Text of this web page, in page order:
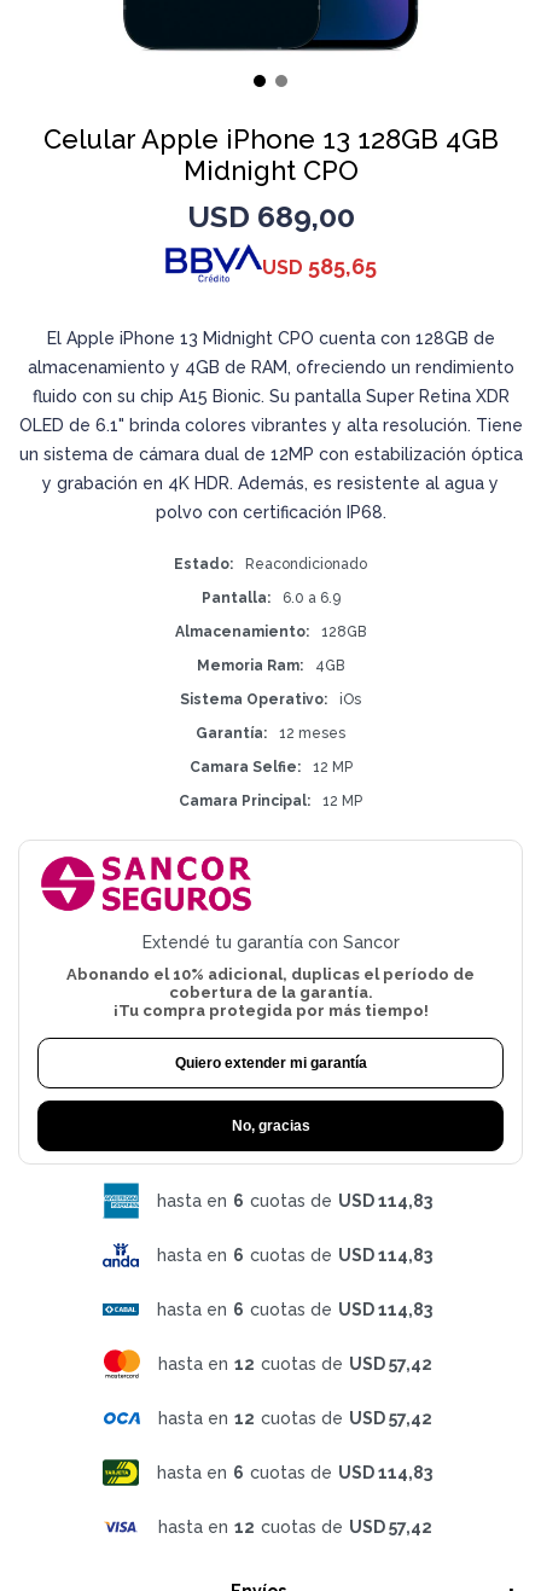
Celular Apple iPhone 13 128GB 4GB
Midnight CPO
USD 689,00
USD 585,65
El Apple iPhone 13 Midnight CPO cuenta con 128GB de
almacenamiento y 4GB de RAM, ofreciendo un rendimiento
fluido con su chip A15 Bionic. Su pantalla Super Retina XDR
OLED de 6.1" brinda colores vibrantes y alta resolución. Tiene
un sistema de cámara dual de 12MP con estabilización óptica
y grabación en 4K HDR. Además, es resistente al agua y
polvo con certificación IP68.
Estado
Reacondicionado
Pantalla
6.0 a 6.9
Almacenamiento
128GB
Memoria Ram
4GB
Sistema Operativo
iOs
Garantía
12 meses
Camara Selfie
12 MP
Camara Principal
12 MP
Extendé tu garantía con Sancor
Abonando el 10% adicional, duplicas el período de
cobertura de la garantía.
¡Tu compra protegida por más tiempo!
Quiero extender mi garantía
No, gracias
hasta en 6 cuotas de USD 114,83
hasta en 6 cuotas de USD 114,83
hasta en 6 cuotas de USD 114,83
hasta en 12 cuotas de USD 57,42
hasta en 12 cuotas de USD 57,42
hasta en 6 cuotas de USD 114,83
hasta en 12 cuotas de USD 57,42